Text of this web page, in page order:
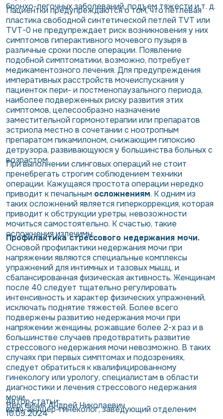
бронхо-легочных заболеваний, подъем тяжести и т. д.
Пациентки предупреждаются о том, что петлевая
пластика свободной синтетической петлей TVT или
TVT-0 не предупреждает риск возникновения у них
симптомов гиперактивного мочевого пузыря в
различные сроки после операции. Появление
подобной симптоматики, возможно, потребует
медикаментозного лечения. Для предупреждения
императивных расстройств мочеиспускания у
пациенток пери- и постменопаузального периода,
наиболее подверженных риску развития этих
симптомов, целесообразно назначение
заместительной гормонотерапии или препаратов
эстриола местно в сочетании с ноотропным
препаратом пикамилоном, снижающим гипоксию
детрузора, развивающуюся у большинства больных с
возрастом.
При выполнении слинговых операций не стоит
пренебрегать строгим соблюдением техники
операции. Кажущаяся простота операции нередко
приводит к печальным осложнениям. К одним из
таких осложнений является гиперкоррекция, которая
приводит к обструкции уретры, невозожности
мочиться самостоятельно. К счастью, такие
осложнения излечимы.
Профилактика стрессового недержания мочи.
Основой профилактики недержания мочи при
напряжении являются специальные комплексы
упражнений для интимных и тазовых мышц, и
сбалансированная физическая активность. Женщинам
после 40 следует тщательно регулировать
интенсивность и характер физических упражнений,
исключать поднятие тяжестей. Более всего
подвержены развитию недержания мочи при
напряжении женщины, рожавшие более 2-х раз и в
большинстве случаев предотвратить развитие
стрессового недержания мочи невозможно. В таких
случаях при первых симптомах и подозрениях,
следует обратиться к квалифицированному
гинекологу или урологу, специалистам в области
диагностики и лечения стрессового недержания
мочи.
Автор статьи:
Вергейчик Андрей Николаевич
врач-акушер-гинеколог, заведующий отделеним
10.09.2024